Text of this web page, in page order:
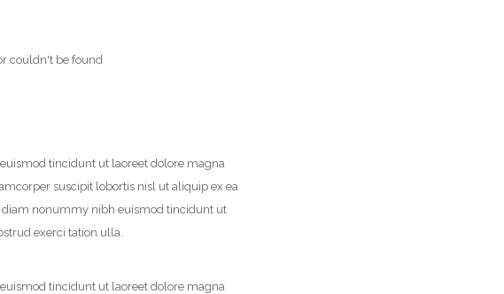
couldn't be found
tincidunt ut laoreet dolore magna
suscipit lobortis nisl ut aliquip ex ea
diam nonummy nibh euismod tincidunt ut
exerci tation ulla.
tincidunt ut laoreet dolore magna